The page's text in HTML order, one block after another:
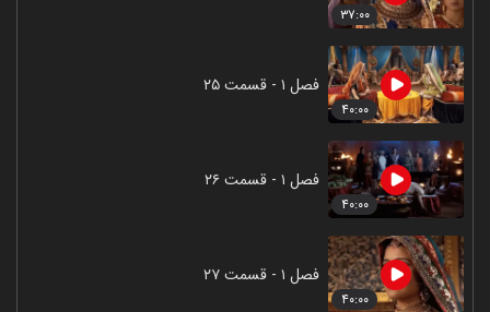
۳۷:۰۰
۴۰:۰۰
فصل ۱ - قسمت ۲۵
۴۰:۰۰
فصل ۱ - قسمت ۲۶
۴۰:۰۰
فصل ۱ - قسمت ۲۷